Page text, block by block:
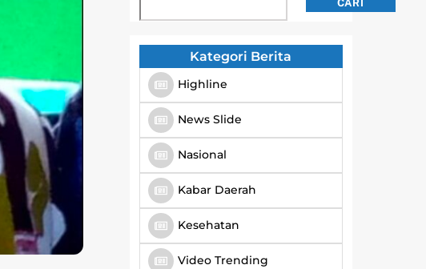
CARI
Kategori Berita
Highline
News Slide
Nasional
Kabar Daerah
Kesehatan
Video Trending